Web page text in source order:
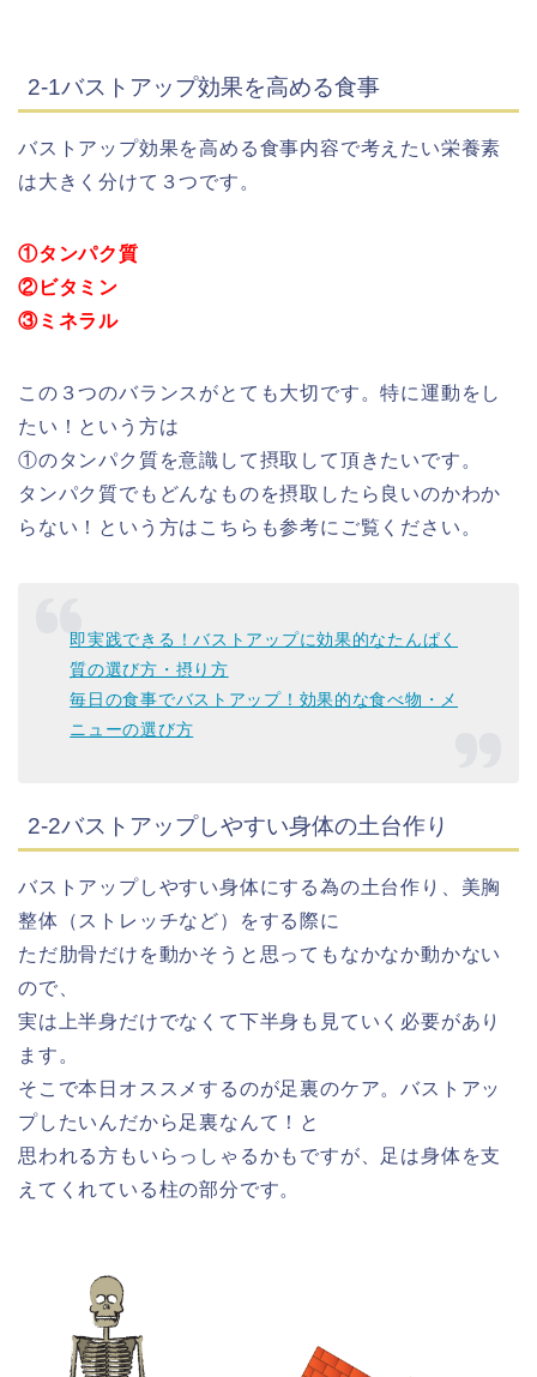
2-1バストアップ効果を高める食事
バストアップ効果を高める食事内容で考えたい栄養素
は大きく分けて３つです。
①タンパク質
②ビタミン
③ミネラル
この３つのバランスがとても大切です。特に運動をし
たい！という方は
①のタンパク質を意識して摂取して頂きたいです。
タンパク質でもどんなものを摂取したら良いのかわか
らない！という方はこちらも参考にご覧ください。
即実践できる！バストアップに効果的なたんぱく
質の選び方・摂り方
毎日の食事でバストアップ！効果的な食べ物・メ
ニューの選び方
2-2バストアップしやすい身体の土台作り
バストアップしやすい身体にする為の土台作り、美胸
整体（ストレッチなど）をする際に
ただ肋骨だけを動かそうと思ってもなかなか動かない
ので、
実は上半身だけでなくて下半身も見ていく必要があり
ます。
そこで本日オススメするのが足裏のケア。バストアッ
プしたいんだから足裏なんて！と
思われる方もいらっしゃるかもですが、足は身体を支
えてくれている柱の部分です。